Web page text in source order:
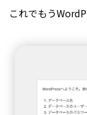
これでもう